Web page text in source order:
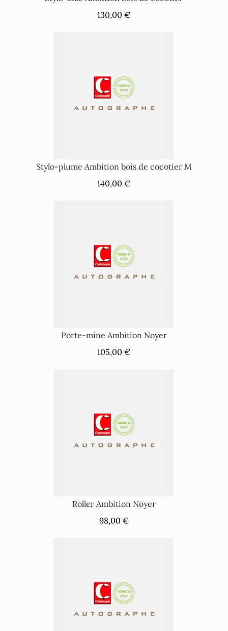
130,00 €
Stylo-plume Ambition bois de cocotier M
140,00 €
Porte-mine Ambition Noyer
105,00 €
Roller Ambition Noyer
98,00 €